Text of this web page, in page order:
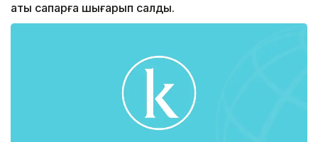
ақтық сапарға шығарып салды.